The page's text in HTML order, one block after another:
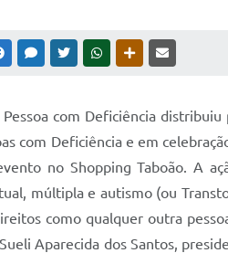
FACEBOOKMESSENGER
TWITTERWHATSAPPOUTRAS MÍDIAS
com Deficiência
com Deficiência e em
no Shopping Taboão. A
múltipla e autismo (ou
como qualquer outra
Aparecida dos Santos,